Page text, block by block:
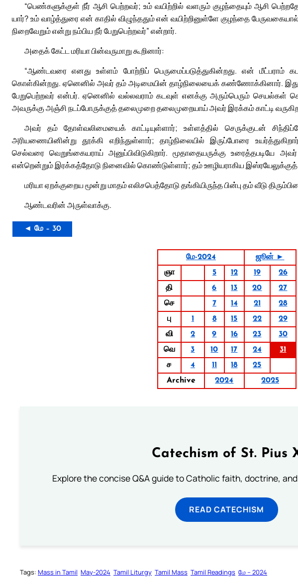
“பெண்களுக்குள் நீர் ஆசி பெற்றவர்; உம் வயிற்றில் வளரும் குழந்தையும் ஆசி
யார்? உம் வாழ்த்துரை என் காதில் விழுந்ததும் என் வயிற்றினுள்ளே குழந்தை
நிறைவேறும் என்று நம்பிய நீர் பேறுபெற்றவர்” என்றார்.
அதைக் கேட்ட மரியா பின்வருமாறு கூறினார்:
“ஆண்டவரை எனது உள்ளம் போற்றிப் பெருமைப்படுத்துகின்றது. என் மீட்பராம்
கொள்கின்றது. ஏனெனில் அவர் தம் அடிமையின் தாழ்நிலையைக் கண்ணோக்கினார்.
பேறுபெற்றவர் என்பர். ஏனெனில் வல்லவராம் கடவுள் எனக்கு அரும்பெரும் செயல்கள்
அவருக்கு அஞ்சி நடப்போருக்குத் தலைமுறை தலைமுறையாய் அவர் இரக்கம் காட்டி
அவர் தம் தோள்வலிமையைக் காட்டியுள்ளார்; உள்ளத்தில் செருக்குடன்
அரியணையினின்று தூக்கி எறிந்துள்ளார்; தாழ்நிலையில் இருப்போரை
செல்வரை வெறுங்கையராய் அனுப்பிவிடுகிறார். மூதாதையருக்கு உரைத்தபடியே
என்றென்றும் இரக்கத்தோடு நினைவில் கொண்டுள்ளார்; தம் ஊழியராகிய இஸ்ரயேலுக்குத்
மரியா ஏறக்குறைய மூன்று மாதம் எலிசபெத்தோடு தங்கியிருந்த பின்பு தம் வீடு
ஆண்டவரின் அருள்வாக்கு.
◄ மே – 30
மே-2024
ஜூன் ►
ஞா
5 12 19
26
தி
6 13 20
27
செ
7 14 21
28
பு
1 8 15 22
29
வி
2 9 16 23
30
வெ
3 10 17 24
31
ச
4 11 18
25
Archive
2024 2025
Catechism of St. Pius
Explore the concise Q&A guide to Catholic faith, doctrine,
READ CATECHISM
Tags: Mass in Tamil May-2024 Tamil Liturgy Tamil Mass Tamil Readings மே – 2024